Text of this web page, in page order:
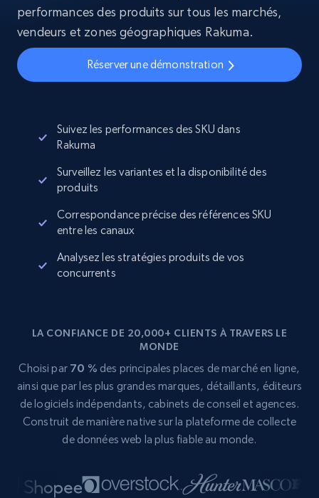
performances des produits sur tous les marchés,
vendeurs et zones géographiques Rakuma.
Réserver une démonstration
Suivez les performances des SKU dans
Rakuma
Surveillez les variantes et la disponibilité des
produits
Correspondance précise des références SKU
entre les canaux
Analysez les stratégies produits de vos
concurrents
LA CONFIANCE DE 20,000+ CLIENTS À TRAVERS LE
MONDE
Choisi par 70 % des principales places de marché en ligne,
ainsi que par les plus grandes marques, détaillants, éditeurs
de logiciels indépendants, cabinets de conseil et agences.
Construit de manière native sur la plateforme de collecte
de données web la plus fiable au monde.